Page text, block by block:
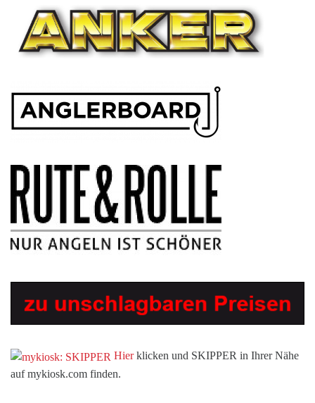
Hierklicken und SKIPPER in Ihrer Nähe
auf mykiosk.com finden.